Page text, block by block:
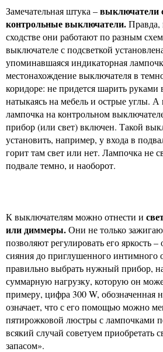
Замечательная штука –выключатели
контрольные выключатели.
сходстве они работают по разным
выключателе с подсветкой
упоминавшаяся индикаторная
местонахождение выключателя в
коридоре: не придется шарить руками
натыкаясь на мебель и острые углы. А
лампочка на контрольном
прибор (или свет) включен. Такой
установить, например, у входа в
горит там свет или нет. Лампочка не
подвале темно, и наоборот.
К выключателям можно отнести и
или диммеры.Они не только
позволяют регулировать его яркость –
сияния до приглушенного интимного
правильно выбрать нужный прибор,
суммарную нагрузку, которую он
примеру, цифра 300 W, обозначенная
означает, что с его помощью можно
пятирожковой люстры с лампочками
всякий случай советуем приобретать
запасом».